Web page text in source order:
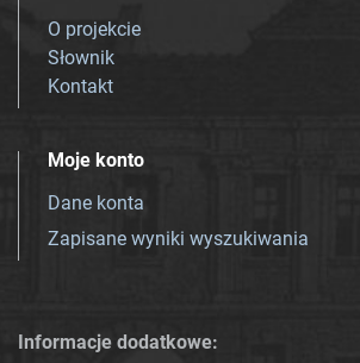
O projekcie
Słownik
Kontakt
Moje konto
Dane konta
Zapisane wyniki wyszukiwania
Informacje dodatkowe: